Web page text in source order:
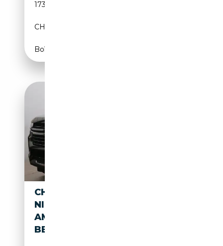
173 000 km
CH
Boîte automatique
CHEVROLET SUBURBAN USA
NIEUW MODEL ,
AMERIKAANSE TITEL, INVOER
BETAAL